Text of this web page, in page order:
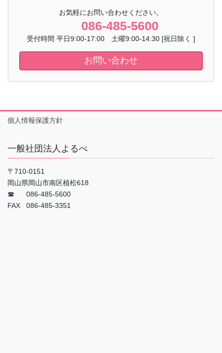
お気軽にお問い合わせください。
086-485-5600
受付時間 平日9:00-17:00 土曜9:00-14:30 [祝日除く ]
お問い合わせ
個人情報保護方針
一般社団法人よるべ
〒710-0151
岡山県岡山市南区植松618
☎ 086-485-5600
FAX 086-485-3351